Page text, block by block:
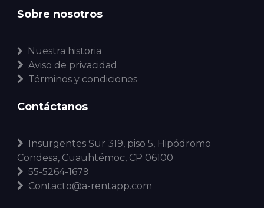
Sobre nosotros
Nuestra historia
Aviso de privacidad
Términos y condiciones
Contáctanos
Insurgentes Sur 319, piso 5, Hipódromo
Condesa, Cuauhtémoc, CP 06100
55-5264-1679
Contacto@a-rentapp.com